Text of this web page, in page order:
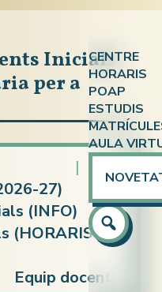
CENTRE
Qui som?
On som?
Calendari
Atenció
Equip
HORARIS
Atenció
ESPA
Català
Castellà
POAP
ESTUDIS
ESPA i
Idiomes
AULA
Inicials,
per a
|
27)
(INFO)
|
(HORARIS
Equip docent